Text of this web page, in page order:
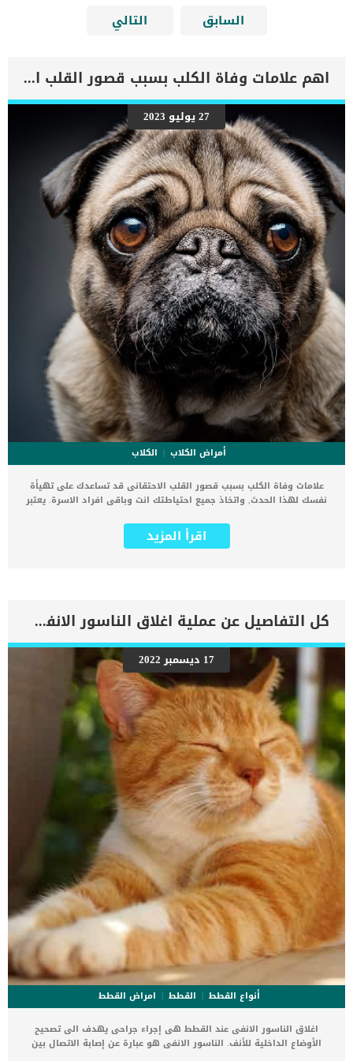
السابق التالي
اهم علامات وفاة الكلب بسبب قصور القلب الاحتقانى
27 يوليو 2023
أمراض الكلاب
الكلاب
علامات وفاة الكلب بسبب قصور القلب الاحتقانى قد تساعدك على تهيأة
نفسك لهذا الحدث, واتخاذ جميع احتياطتك انت وباقى افراد الاسرة. يعتبر
يتعرض لها جميع الكائنات الحية بما فى ذلك الكلاب والقطط. كما ان القلب
يعتبر عضوا رئيسيا فى جسم الكلاب, واى قصور به يعتبر قصور فى باقى
اعراض وعلامات تضخم القلب عند الكلاب فى هذا المقال سنطلعك على
بعض العلامات التي تشير إلى أن كلبك قد اقترب من مرحلة يحتافيها إلى
رعاية المسنين أو قد تفكر في القتل الرحيم. يمكننا اختصار هذه العلامات
على شكل مجموعة من المراحل التى يتدرجها الكلب الى ان يصل الى
النهاية. اهم علامات وفاة الكلاب بسبب قصور القلب الاحتقانى كما ذكرنا
ستكون هذه العلامات عبارة عن مراحل متدرجة الى المرحلة الاخيرة وهى
الوفاة. _المرحلة الاولى, تظهر ان الكلب معرض لخطر الإصابة بسرطان
القلب ، ولكن ليس لديه أعراض ولا تغييرات في القلب. _المرحلة
الثانية,يعاني الكلب […]
اقرأ المزيد
كل التفاصيل عن عملية اغلاق الناسور الانفى للقطط
17 ديسمبر 2022
أنواع القطط القطط
امراض القطط
اغلاق الناسور الانفى عند القطط هى إجراء جراحى يهدف الى تصحيح
الأوضاع الداخلية للأنف. الناسور الانفى هو عبارة عن إصابة الاتصال بين